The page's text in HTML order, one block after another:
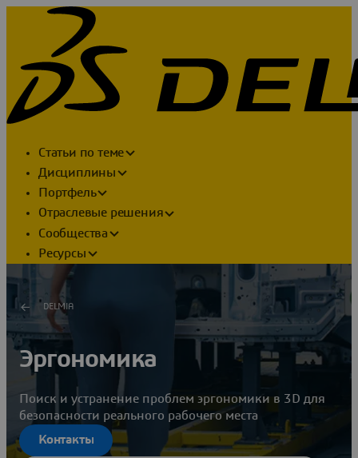
Статьи по теме
Дисциплины
Портфель
Отраслевые решения
Сообщества
Ресурсы
DELMIA
Эргономика
Поиск и устранение проблем эргономики в 3D для
безопасности реального рабочего места
Контакты